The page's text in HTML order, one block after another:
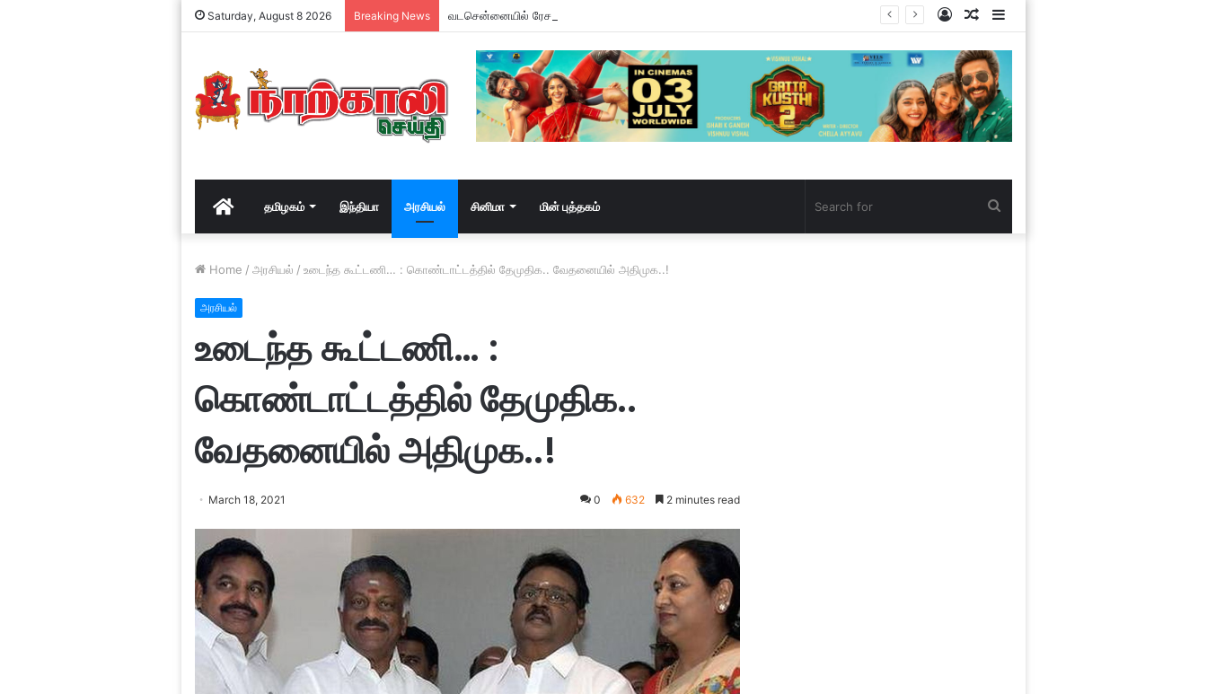
Saturday, August 8 2026 Breaking News வடசென்னையில் ரேசன் அரிசி கடத்தல் கும்பல் கைதும், பின்னணியும் ! Sidebar
Random
Article
Log
In
Homeதமிழகம் இந்தியா அரசியல் சினிமா மின் புத்தகம்
Home / அரசியல் / உடைந்த கூட்டணி… : கொண்டாட்டத்தில் தேமுதிக.. வேதனையில் அதிமுக..!
அரசியல்
உடைந்த கூட்டணி… :
கொண்டாட்டத்தில் தேமுதிக..
வேதனையில் அதிமுக..!
March 18, 2021 0 632 2 minutes read